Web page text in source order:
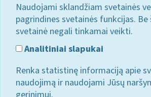
Naudojami sklandžiam svetainės
pagrindines svetainės funkcijas. Be
svetainė negali tinkamai veikti.
Analitiniai slapukai
Renka statistinę informaciją apie
naudojimą ir naudojami Jūsų